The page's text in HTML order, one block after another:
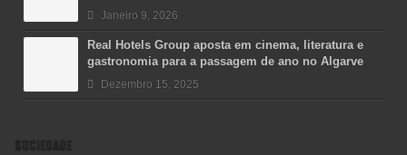
Janeiro 9, 2026
Real Hotels Group aposta em cinema, literatura e
gastronomia para a passagem de ano no Algarve
Dezembro 15, 2025
SOCIEDADE